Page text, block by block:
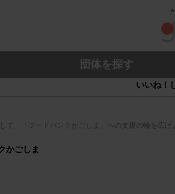
団体を探す
いいね！
て、「フードバンクかごしま」への支援の輪を広げ
かごしま